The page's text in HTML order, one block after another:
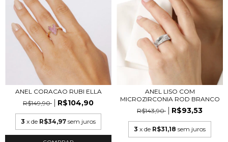
ANEL CORACAO RUBI ELLA
R$149,90
R$104,90
3 x de R$34,97 sem juros
ANEL LISO COM
MICROZIRCONIA ROD BRANCO
R$143,90
R$93,53
3 x de R$31,18 sem juros